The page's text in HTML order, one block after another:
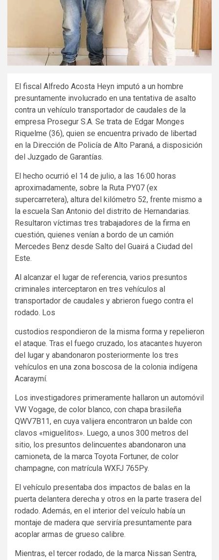
El fiscal Alfredo Acosta Heyn imputó a un hombre
presuntamente involucrado en una tentativa de asalto
contra un vehículo transportador de caudales de la
empresa Prosegur S.A. Se trata de Edgar Monges
Riquelme (36), quien se encuentra privado de libertad
en la Dirección de Policía de Alto Paraná, a disposición
del Juzgado de Garantías.
El hecho ocurrió el 14 de julio, a las 16:00 horas
aproximadamente, sobre la Ruta PY07 (ex
supercarretera), altura del kilómetro 52, frente mismo a
la escuela San Antonio del distrito de Hernandarias.
Resultaron víctimas tres trabajadores de la firma en
cuestión, quienes venían a bordo de un camión
Mercedes Benz desde Salto del Guairá a Ciudad del
Este.
Al alcanzar el lugar de referencia, varios presuntos
criminales interceptaron en tres vehículos al
transportador de caudales y abrieron fuego contra el
rodado. Los
custodios respondieron de la misma forma y repelieron
el ataque. Tras el fuego cruzado, los atacantes huyeron
del lugar y abandonaron posteriormente los tres
vehículos en una zona boscosa de la colonia indígena
Acaraymí.
Los investigadores primeramente hallaron un automóvil
VW Vogage, de color blanco, con chapa brasileña
QWV7B11, en cuya valijera encontraron un balde con
clavos «miguelitos». Luego, a unos 300 metros del
sitio, los presuntos delincuentes abandonaron una
camioneta, de la marca Toyota Fortuner, de color
champagne, con matrícula WXFJ 765Py.
El vehículo presentaba dos impactos de balas en la
puerta delantera derecha y otros en la parte trasera del
rodado. Además, en el interior del veículo había un
montaje de madera que serviría presuntamente para
acoplar armas de grueso calibre.
Mientras, el tercer rodado, de la marca Nissan Sentra,